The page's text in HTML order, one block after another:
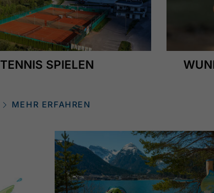
TENNIS SPIELEN
MEHR ERFAHREN